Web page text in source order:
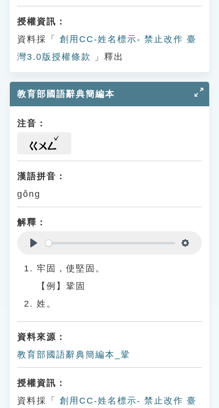
授權資訊：
資料採「
創用CC-姓名標示- 禁止改作 臺
灣3.0版授權條款
」釋出
教育部國語辭典簡編本
注音：
ㄍㄨㄥ
漢語拼音：
gǒng
解釋：
牢固，使堅固。
【例】鞏固
姓。
資料來源：
教育部國語辭典簡編本_鞏
授權資訊：
資料採「
創用CC-姓名標示- 禁止改作 臺